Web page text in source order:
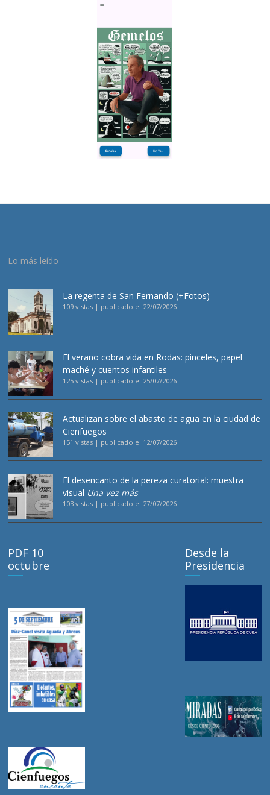
Lo más leído
La regenta de San Fernando (+Fotos)
109 vistas | publicado el 22/07/2026
El verano cobra vida en Rodas: pinceles, papel
maché y cuentos infantiles
125 vistas | publicado el 25/07/2026
Actualizan sobre el abasto de agua en la ciudad de
Cienfuegos
151 vistas | publicado el 12/07/2026
El desencanto de la pereza curatorial: muestra
visual Una vez más
103 vistas | publicado el 27/07/2026
PDF 10
octubre
Desde la
Presidencia